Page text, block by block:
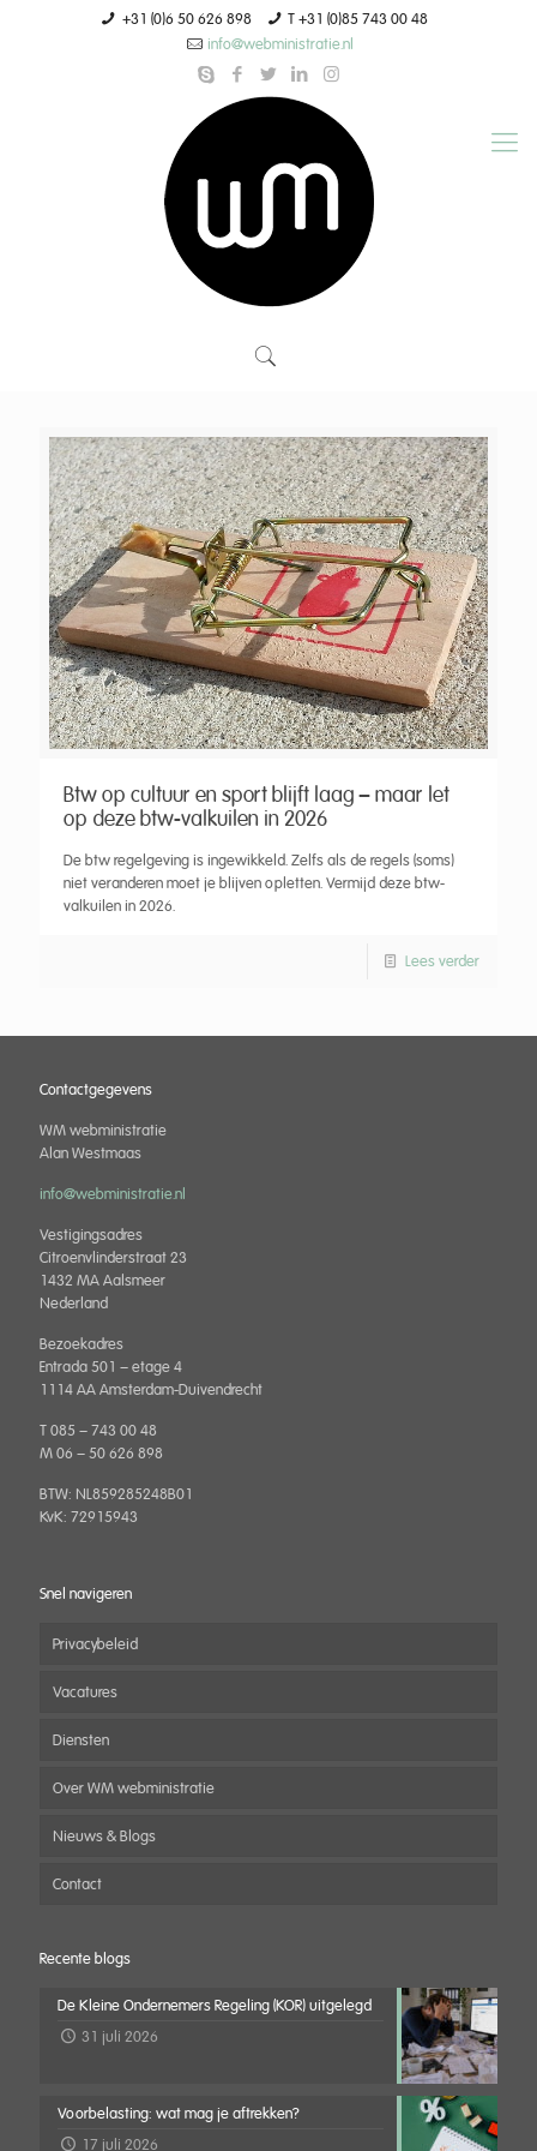
+31 (0)6 50 626 898
T +31 (0)85 743 00 48
info@webministratie.nl
Btw op cultuur en sport blijft laag – maar let
op deze btw-valkuilen in 2026
De btw regelgeving is ingewikkeld. Zelfs als de regels (soms)
niet veranderen moet je blijven opletten. Vermijd deze btw-
valkuilen in 2026.
Lees verder
Contactgegevens
WM webministratie
Alan Westmaas
info@webministratie.nl
Vestigingsadres
Citroenvlinderstraat 23
1432 MA Aalsmeer
Nederland
Bezoekadres
Entrada 501 – etage 4
1114 AA Amsterdam-Duivendrecht
T 085 – 743 00 48
M 06 – 50 626 898
BTW: NL859285248B01
KvK: 72915943
Snel navigeren
Privacybeleid
Vacatures
Diensten
Over WM webministratie
Nieuws & Blogs
Contact
Recente blogs
De Kleine Ondernemers Regeling (KOR) uitgelegd
31 juli 2026
Voorbelasting: wat mag je aftrekken?
17 juli 2026